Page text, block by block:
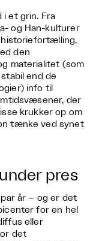
i et grin. Fra
og Han-kulturer
historiefortælling,
den
materialitet (som
end de
info til
der
krukker op om
tænke ved synet
pres
år – og er det
for en hel
eller
det